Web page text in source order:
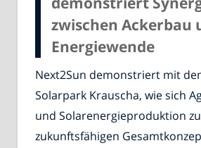
zwischen Ackerbau
Energiewende
Next2Sun demonstriert mit
Solarpark Krauscha, wie sich
und Solarenergieproduktion
zukunftsfähigen